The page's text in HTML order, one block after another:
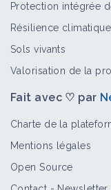
Protection intégrée
Résilience climatique
Sols vivants
Valorisation de la
Fait avec ♡ par
Charte de la
Mentions légales
Open Source